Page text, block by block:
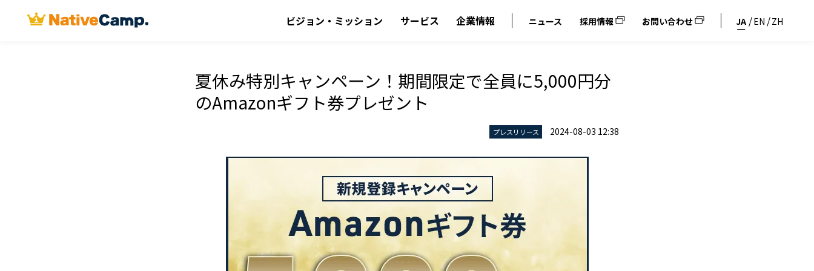
ビジョン・ミッション サービス 企業情報 ニュース 採用情報 お問い合わせ JA EN ZH
夏休み特別キャンペーン！期間限定で全員に5,000円分
のAmazonギフト券プレゼント
プレスリリース 2024-08-03 12:38